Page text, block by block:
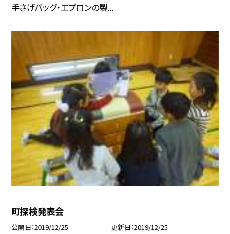
手さげバッグ・エプロンの製...
町探検発表会
公開日 2019/12/25 更新日 2019/12/25